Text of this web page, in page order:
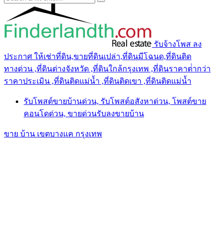
รับจ้างโพส ลง
ประกาศ ให้เช่าที่ดิน,ขายที่ดินเปล่า,ที่ดินมีโฉนด,ที่ดินติด
ทางด่วน ,ที่ดินต่างจังหวัด ,ที่ดินใกล้กรุงเทพ ,ที่ดินราคาต่ํากว่า
ราคาประเมิน ,ที่ดินติดแม่น้ำ ,ที่ดินติดเขา ,ที่ดินติดแม่น้ำ
รับโพสต์ขายบ้านด่วน, รับโพสต์อสังหาด่วน, โพสต์ขาย
คอนโดด่วน, ขายด่วนรับลงขายบ้าน
ขาย บ้าน เขตบางแค กรุงเทพ